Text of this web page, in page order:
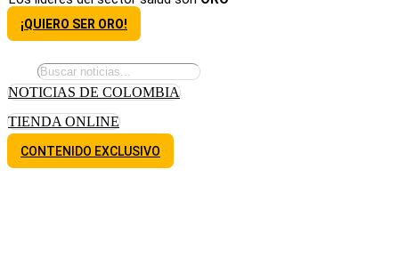
¡QUIERO SER ORO!
NOTICIAS DE COLOMBIA
TIENDA ONLINE
CONTENIDO EXCLUSIVO